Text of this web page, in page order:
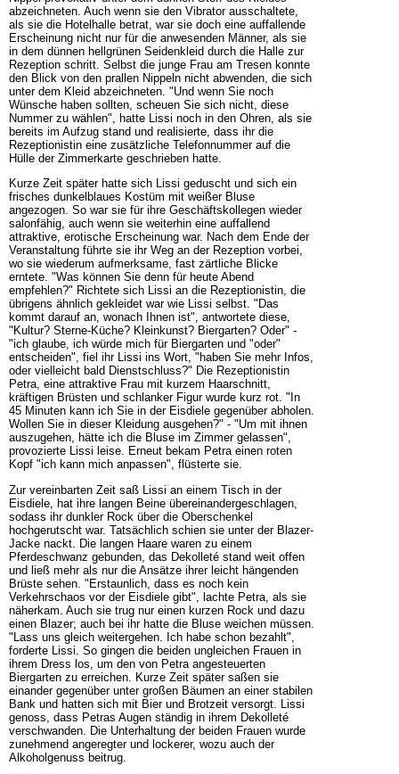
abzeichneten. Auch wenn sie den Vibrator ausschaltete,
als sie die Hotelhalle betrat, war sie doch eine auffallende
Erscheinung nicht nur für die anwesenden Männer, als sie
in dem dünnen hellgrünen Seidenkleid durch die Halle zur
Rezeption schritt. Selbst die junge Frau am Tresen konnte
den Blick von den prallen Nippeln nicht abwenden, die sich
unter dem Kleid abzeichneten. "Und wenn Sie noch
Wünsche haben sollten, scheuen Sie sich nicht, diese
Nummer zu wählen", hatte Lissi noch in den Ohren, als sie
bereits im Aufzug stand und realisierte, dass ihr die
Rezeptionistin eine zusätzliche Telefonnummer auf die
Hülle der Zimmerkarte geschrieben hatte.
Kurze Zeit später hatte sich Lissi geduscht und sich ein
frisches dunkelblaues Kostüm mit weißer Bluse
angezogen. So war sie für ihre Geschäftskollegen wieder
salonfähig, auch wenn sie weiterhin eine auffallend
attraktive, erotische Erscheinung war. Nach dem Ende der
Veranstaltung führte sie ihr Weg an der Rezeption vorbei,
wo sie wiederum aufmerksame, fast zärtliche Blicke
erntete. "Was können Sie denn für heute Abend
empfehlen?" Richtete sich Lissi an die Rezeptionistin, die
übrigens ähnlich gekleidet war wie Lissi selbst. "Das
kommt darauf an, wonach Ihnen ist", antwortete diese,
"Kultur? Sterne-Küche? Kleinkunst? Biergarten? Oder" -
"ich glaube, ich würde mich für Biergarten und "oder"
entscheiden", fiel ihr Lissi ins Wort, "haben Sie mehr Infos,
oder vielleicht bald Dienstschluss?" Die Rezeptionistin
Petra, eine attraktive Frau mit kurzem Haarschnitt,
kräftigen Brüsten und schlanker Figur wurde kurz rot. "In
45 Minuten kann ich Sie in der Eisdiele gegenüber abholen.
Wollen Sie in dieser Kleidung ausgehen?" - "Um mit ihnen
auszugehen, hätte ich die Bluse im Zimmer gelassen",
provozierte Lissi leise. Erneut bekam Petra einen roten
Kopf "ich kann mich anpassen", flüsterte sie.
Zur vereinbarten Zeit saß Lissi an einem Tisch in der
Eisdiele, hat ihre langen Beine übereinandergeschlagen,
sodass ihr dunkler Rock über die Oberschenkel
hochgerutscht war. Tatsächlich schien sie unter der Blazer-
Jacke nackt. Die langen Haare waren zu einem
Pferdeschwanz gebunden, das Dekolleté stand weit offen
und ließ mehr als nur die Ansätze ihrer leicht hängenden
Brüste sehen. "Erstaunlich, dass es noch kein
Verkehrschaos vor der Eisdiele gibt", lachte Petra, als sie
näherkam. Auch sie trug nur einen kurzen Rock und dazu
einen Blazer; auch bei ihr hatte die Bluse weichen müssen.
"Lass uns gleich weitergehen. Ich habe schon bezahlt",
forderte Lissi. So gingen die beiden ungleichen Frauen in
ihrem Dress los, um den von Petra angesteuerten
Biergarten zu erreichen. Kurze Zeit später saßen sie
einander gegenüber unter großen Bäumen an einer stabilen
Bank und hatten sich mit Bier und Brotzeit versorgt. Lissi
genoss, dass Petras Augen ständig in ihrem Dekolleté
verschwanden. Die Unterhaltung der beiden Frauen wurde
zunehmend angeregter und lockerer, wozu auch der
Alkoholgenuss beitrug.